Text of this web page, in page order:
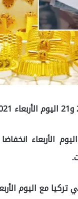
انخفاضا
اليوم الأربعاء 27/10/